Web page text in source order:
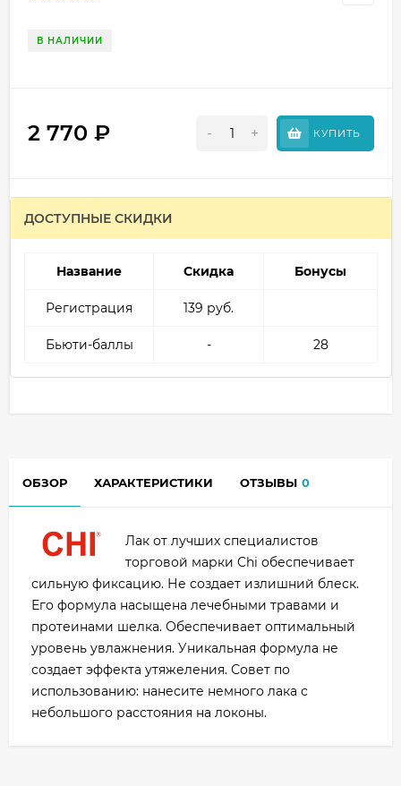
В НАЛИЧИИ
2 770 ₽ - + КУПИТЬ
ДОСТУПНЫЕ СКИДКИ
Название Скидка Бонусы
Регистрация 139 руб.
Бьюти-баллы - 28
ОБЗОР ХАРАКТЕРИСТИКИ ОТЗЫВЫ 0
Лак от лучших специалистов
торговой марки Chi обеспечивает
сильную фиксацию. Не создает излишний блеск.
Его формула насыщена лечебными травами и
протеинами шелка. Обеспечивает оптимальный
уровень увлажнения. Уникальная формула не
создает эффекта утяжеления. Совет по
использованию: нанесите немного лака с
небольшого расстояния на локоны.